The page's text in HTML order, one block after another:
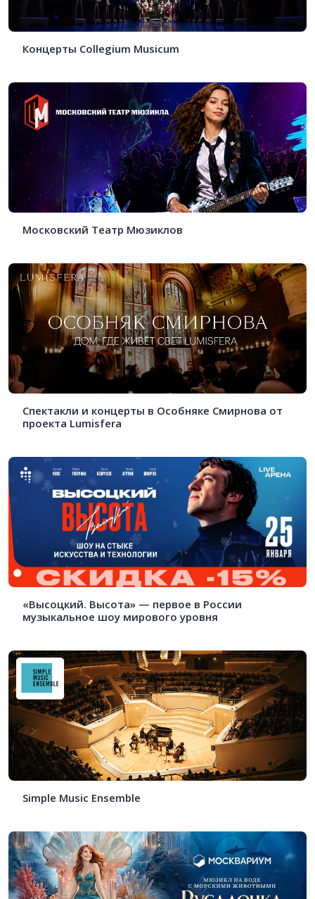
Концерты Collegium Musicum
Московский Театр Мюзиклов
Спектакли и концерты в Особняке Смирнова от
проекта Lumisfera
«Высоцкий. Высота» — первое в России
музыкальное шоу мирового уровня
Simple Music Ensemble